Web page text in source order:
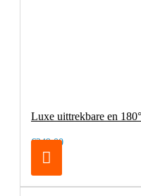
Luxe uittrekbare en
€249,00